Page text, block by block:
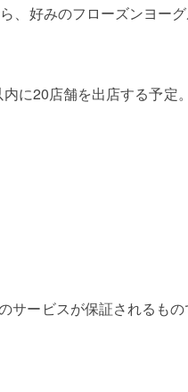
、好みのフローズンヨー
に20店舗を出店する予定
サービスが保証されるもの